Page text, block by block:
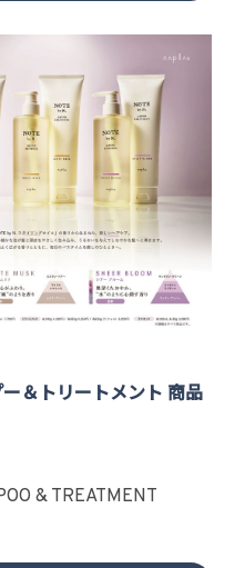
＆トリートメント 商品
& TREATMENT